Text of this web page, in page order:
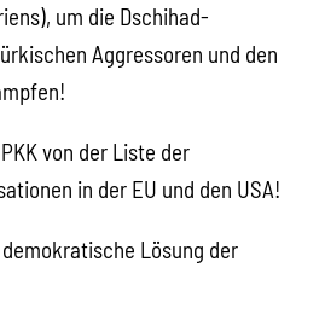
um die Dschihad-
Aggressoren und den
von der Liste der
in der EU und den USA!
Lösung der